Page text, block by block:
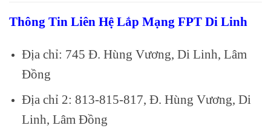
Thông Tin Liên Hệ Lắp Mạng FPT Di Linh
Địa chỉ: 745 Đ. Hùng Vương, Di Linh, Lâm
Đồng
Địa chỉ 2: 813-815-817, Đ. Hùng Vương, Di
Linh, Lâm Đồng